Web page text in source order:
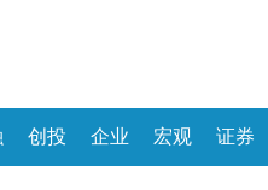
创投 企业 宏观 证券